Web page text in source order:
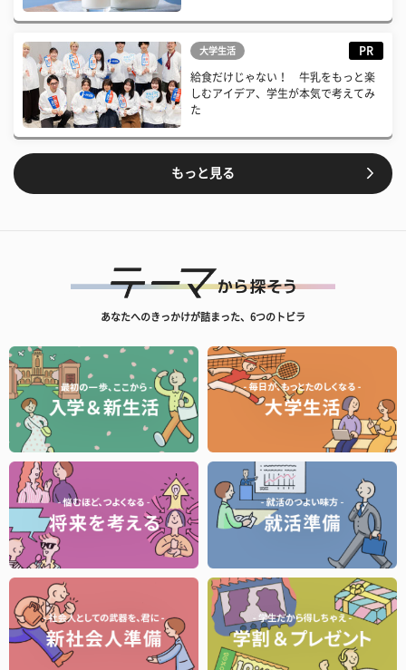
大学生活 PR
給食だけじゃない！ 牛乳をもっと楽
しむアイデア、学生が本気で考えてみ
た
もっと見る
あなたへのきっかけが詰まった、6つのトビラ